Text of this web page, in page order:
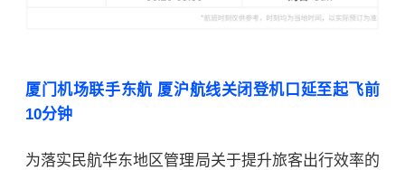
厦门机场联手东航 厦沪航线关闭登机口延至起飞前
10分钟
为落实民航华东地区管理局关于提升旅客出行效率的